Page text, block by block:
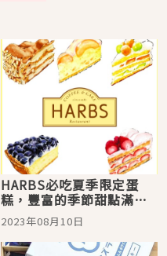
HARBS必吃夏季限定蛋
糕，豐富的季節甜點滿足
你的味蕾！
2023年08月10日